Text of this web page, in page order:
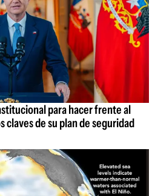
para hacer frente al
claves de su plan de seguridad